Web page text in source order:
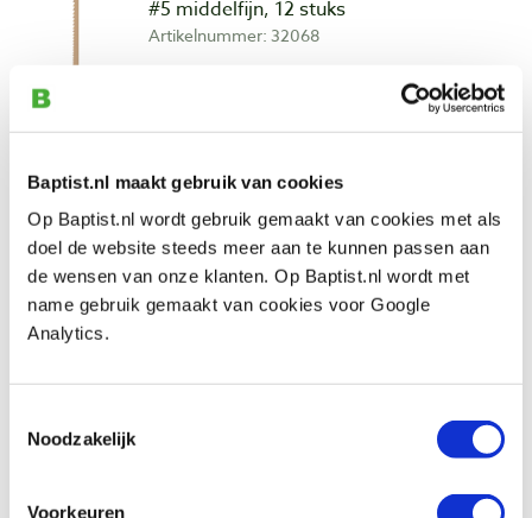
Baptist.nl maakt gebruik van cookies
Op Baptist.nl wordt gebruik gemaakt van cookies met als
doel de website steeds meer aan te kunnen passen aan
de wensen van onze klanten. Op Baptist.nl wordt met
name gebruik gemaakt van cookies voor Google
Analytics.
Noodzakelijk
Voorkeuren
#5 middelfijn, 12 stuks
Artikelnummer: 32068
Op voorraad
Vergelijken
Pégas figuurzaagjes Regular Progressive
#8 grof, 12 stuks
Artikelnummer: 32069